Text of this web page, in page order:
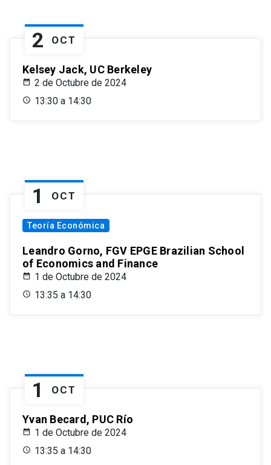
2 OCT
Kelsey Jack, UC Berkeley
2 de Octubre de 2024
13:30 a 14:30
1 OCT
Teoría Económica
Leandro Gorno, FGV EPGE Brazilian School
of Economics and Finance
1 de Octubre de 2024
13:35 a 14:30
1 OCT
Yvan Becard, PUC Río
1 de Octubre de 2024
13:35 a 14:30